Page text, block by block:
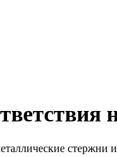
стержни